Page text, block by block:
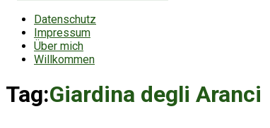
Datenschutz
Impressum
Über mich
Willkommen
Tag:Giardina degli Aranci